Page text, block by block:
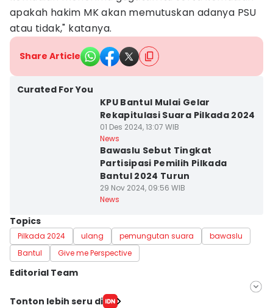
apakah hakim MK akan memutuskan adanya PSU
atau tidak," katanya.
Share Article
Curated For You
KPU Bantul Mulai Gelar
Rekapitulasi Suara Pilkada 2024
01 Des 2024, 13:07 WIB
News
Bawaslu Sebut Tingkat
Partisipasi Pemilih Pilkada
Bantul 2024 Turun
29 Nov 2024, 09:56 WIB
News
Topics
Pilkada 2024 ulang pemungutan suara
bawaslu
Bantul
Give me Perspective
Editorial Team
Editor
Tonton lebih seru di